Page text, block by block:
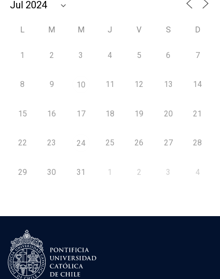
L M M J V S D
1 2 3 4 5 6 7
8 9 10 11 12 13 14
15 16 17 18 19 20 21
22 23 24 25 26 27 28
29 30 31 1 2 3 4